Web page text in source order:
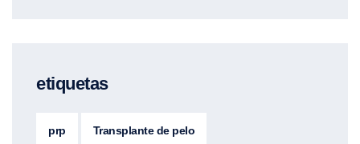
etiquetas
prp Transplante de pelo